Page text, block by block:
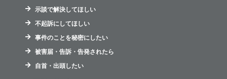
示談で解決してほしい
不起訴にしてほしい
事件のことを秘密にしたい
被害届・告訴・告発されたら
自首・出頭したい